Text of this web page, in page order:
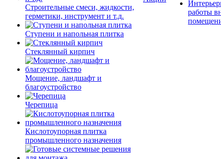
Строительные смеси, жидкости,
герметики, инструмент и т.д.
Ступени и напольная плитка
Cтеклянный кирпич
Мощение, ландшафт и
благоустройство
Черепица
Кислотоупорная плитка
промышленного назначения
работы